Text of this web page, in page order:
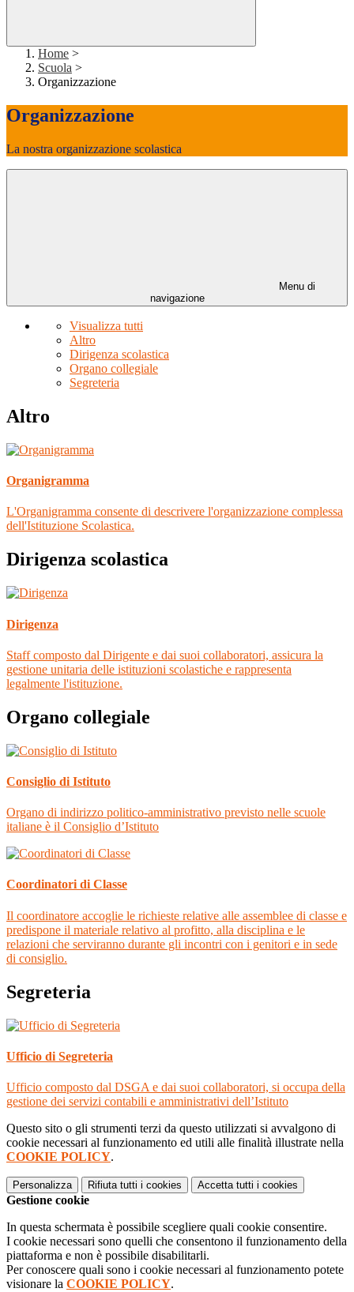
Home >
Scuola >
Organizzazione
Organizzazione
La nostra organizzazione scolastica
Menu di
navigazione
Visualizza tutti
Altro
Dirigenza scolastica
Organo collegiale
Segreteria
Altro
Organigramma
L'Organigramma consente di descrivere l'organizzazione complessa
dell'Istituzione Scolastica.
Dirigenza scolastica
Dirigenza
Staff composto dal Dirigente e dai suoi collaboratori, assicura la
gestione unitaria delle istituzioni scolastiche e rappresenta
legalmente l'istituzione.
Organo collegiale
Consiglio di Istituto
Organo di indirizzo politico-amministrativo previsto nelle scuole
italiane è il Consiglio d’Istituto
Coordinatori di Classe
Il coordinatore accoglie le richieste relative alle assemblee di classe e
predispone il materiale relativo al profitto, alla disciplina e le
relazioni che serviranno durante gli incontri con i genitori e in sede
di consiglio.
Segreteria
Ufficio di Segreteria
Ufficio composto dal DSGA e dai suoi collaboratori, si occupa della
gestione dei servizi contabili e amministrativi dell’Istituto
Questo sito o gli strumenti terzi da questo utilizzati si avvalgono di
cookie necessari al funzionamento ed utili alle finalità illustrate nella
COOKIE POLICY.
Personalizza Rifiuta tutti i cookies Accetta tutti i cookies
Gestione cookie
In questa schermata è possibile scegliere quali cookie consentire.
I cookie necessari sono quelli che consentono il funzionamento della
piattaforma e non è possibile disabilitarli.
Per conoscere quali sono i cookie necessari al funzionamento potete
visionare la COOKIE POLICY.